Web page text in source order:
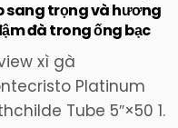
sang trọng và hương
đà trong ống bạc
xì gà
Platinum
Tube 5″×50 1.